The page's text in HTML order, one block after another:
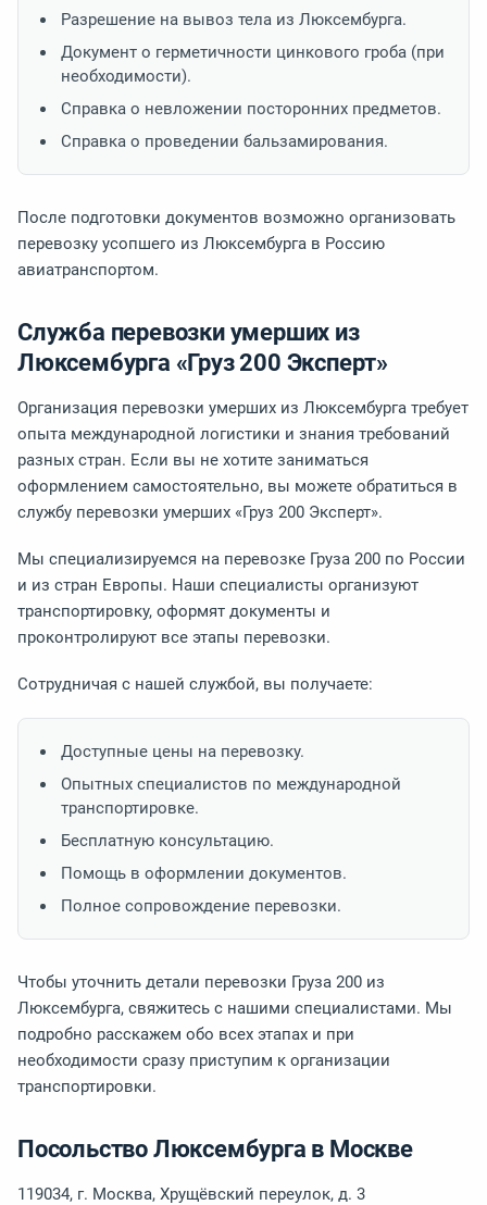
Разрешение на вывоз тела из Люксембурга.
Документ о герметичности цинкового гроба (при
необходимости).
Справка о невложении посторонних предметов.
Справка о проведении бальзамирования.
После подготовки документов возможно организовать
перевозку усопшего из Люксембурга в Россию
авиатранспортом.
Служба перевозки умерших из
Люксембурга «Груз 200 Эксперт»
Организация перевозки умерших из Люксембурга требует
опыта международной логистики и знания требований
разных стран. Если вы не хотите заниматься
оформлением самостоятельно, вы можете обратиться в
службу перевозки умерших «Груз 200 Эксперт».
Мы специализируемся на перевозке Груза 200 по России
и из стран Европы. Наши специалисты организуют
транспортировку, оформят документы и
проконтролируют все этапы перевозки.
Сотрудничая с нашей службой, вы получаете:
Доступные цены на перевозку.
Опытных специалистов по международной
транспортировке.
Бесплатную консультацию.
Помощь в оформлении документов.
Полное сопровождение перевозки.
Чтобы уточнить детали перевозки Груза 200 из
Люксембурга, свяжитесь с нашими специалистами. Мы
подробно расскажем обо всех этапах и при
необходимости сразу приступим к организации
транспортировки.
Посольство Люксембурга в Москве
119034, г. Москва, Хрущёвский переулок, д. 3